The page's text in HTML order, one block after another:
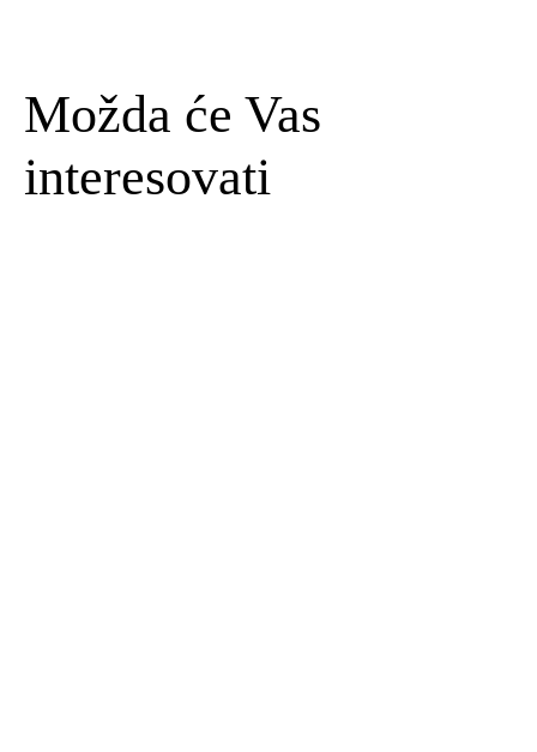
Možda će Vas
interesovati